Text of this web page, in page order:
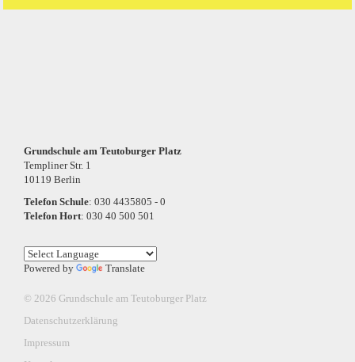
Grundschule am Teutoburger Platz
Templiner Str. 1
10119 Berlin
Telefon Schule: 030 4435805 - 0
Telefon Hort: 030 40 500 501
Powered by Translate
© 2026 Grundschule am Teutoburger Platz
Datenschutzerklärung
Impressum